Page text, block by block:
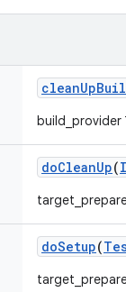
cleanUp
doCleanUp(
doSetup(